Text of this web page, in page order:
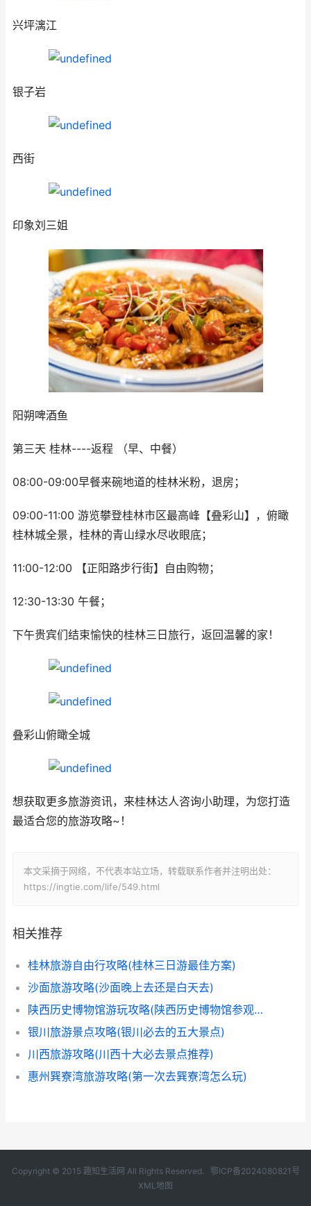
兴坪漓江
银子岩
西街
印象刘三姐
阳朔啤酒鱼
第三天 桂林----返程 （早、中餐）
08:00-09:00早餐来碗地道的桂林米粉，退房；
09:00-11:00 游览攀登桂林市区最高峰【叠彩山】，俯瞰
桂林城全景，桂林的青山绿水尽收眼底；
11:00-12:00 【正阳路步行街】自由购物；
12:30-13:30 午餐；
下午贵宾们结束愉快的桂林三日旅行，返回温馨的家！
叠彩山俯瞰全城
想获取更多旅游资讯，来桂林达人咨询小助理，为您打造
最适合您的旅游攻略~！
本文采摘于网络，不代表本站立场，转载联系作者并注明出处：
https://ingtie.com/life/549.html
相关推荐
桂林旅游自由行攻略(桂林三日游最佳方案)
沙面旅游攻略(沙面晚上去还是白天去)
陕西历史博物馆游玩攻略(陕西历史博物馆参观顺序)
银川旅游景点攻略(银川必去的五大景点)
川西旅游攻略(川西十大必去景点推荐)
惠州巽寮湾旅游攻略(第一次去巽寮湾怎么玩)
Copyright © 2015 趣知生活网 All Rights Reserved. 鄂ICP备2024080821号
XML地图